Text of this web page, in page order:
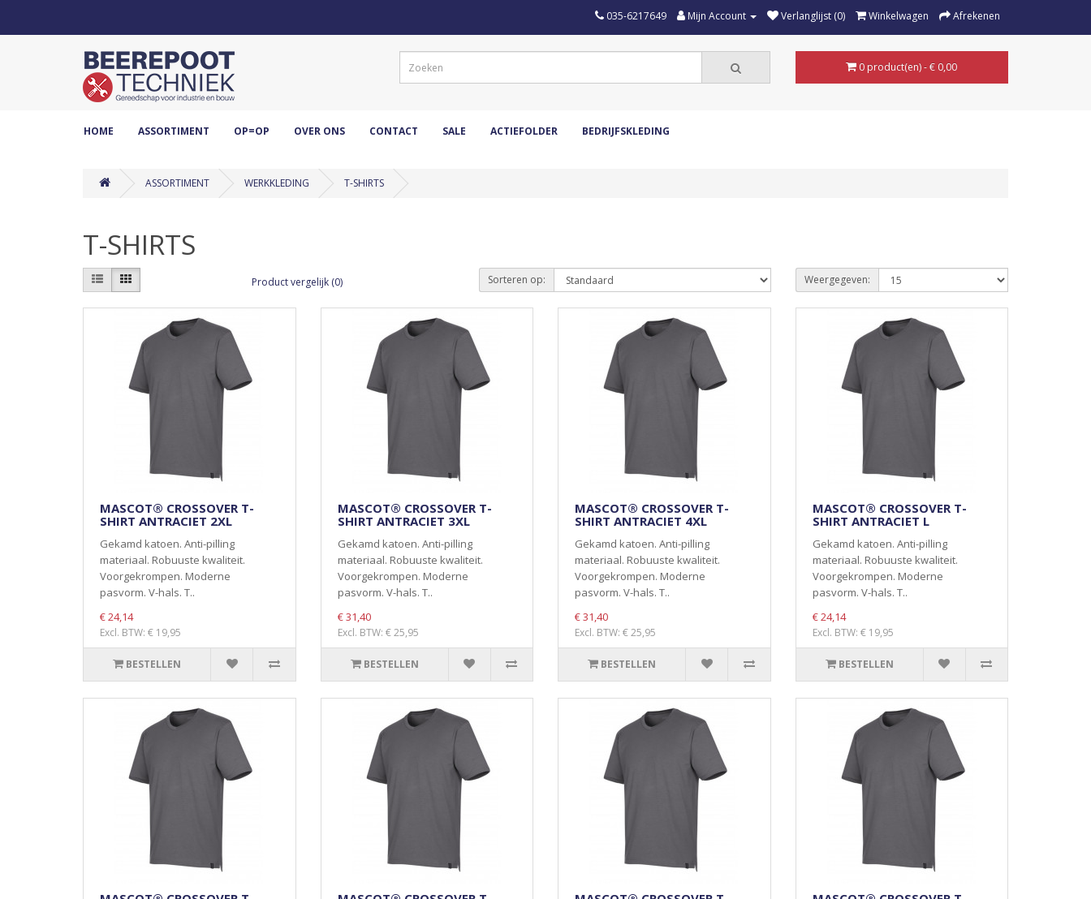
035-6217649 Mijn Account Verlanglijst (0) Winkelwagen Afrekenen
0 product(en) - € 0,00
HOME ASSORTIMENT OP=OP OVER ONS CONTACT SALE ACTIEFOLDER BEDRIJFSKLEDING
ASSORTIMENT WERKKLEDING T-SHIRTS
T-SHIRTS
Product vergelijk (0) Sorteren op: Weergegeven:
MASCOT® CROSSOVER T-
SHIRT ANTRACIET 2XL
Gekamd katoen. Anti-pilling
materiaal. Robuuste kwaliteit.
Voorgekrompen. Moderne
pasvorm. V-hals. T..
€ 24,14
Excl. BTW: € 19,95
BESTELLEN
MASCOT® CROSSOVER T-
SHIRT ANTRACIET 3XL
Gekamd katoen. Anti-pilling
materiaal. Robuuste kwaliteit.
Voorgekrompen. Moderne
pasvorm. V-hals. T..
€ 31,40
Excl. BTW: € 25,95
BESTELLEN
MASCOT® CROSSOVER T-
SHIRT ANTRACIET 4XL
Gekamd katoen. Anti-pilling
materiaal. Robuuste kwaliteit.
Voorgekrompen. Moderne
pasvorm. V-hals. T..
€ 31,40
Excl. BTW: € 25,95
BESTELLEN
MASCOT® CROSSOVER T-
SHIRT ANTRACIET L
Gekamd katoen. Anti-pilling
materiaal. Robuuste kwaliteit.
Voorgekrompen. Moderne
pasvorm. V-hals. T..
€ 24,14
Excl. BTW: € 19,95
BESTELLEN